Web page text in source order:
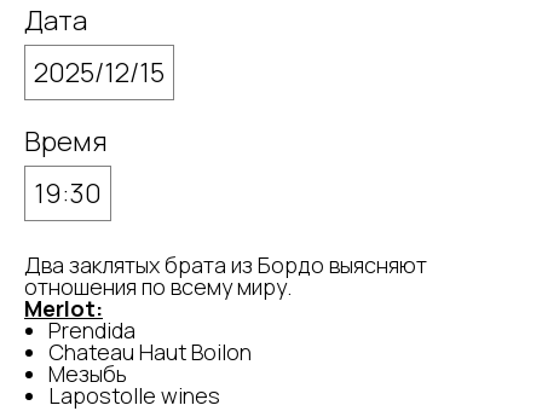
Дата
2025/12/15
Время
19:30
Два заклятых брата из Бордо выясняют
отношения по всему миру.
Merlot:
Prendida
Chateau Haut Boilon
Мезыбь
Lapostolle wines